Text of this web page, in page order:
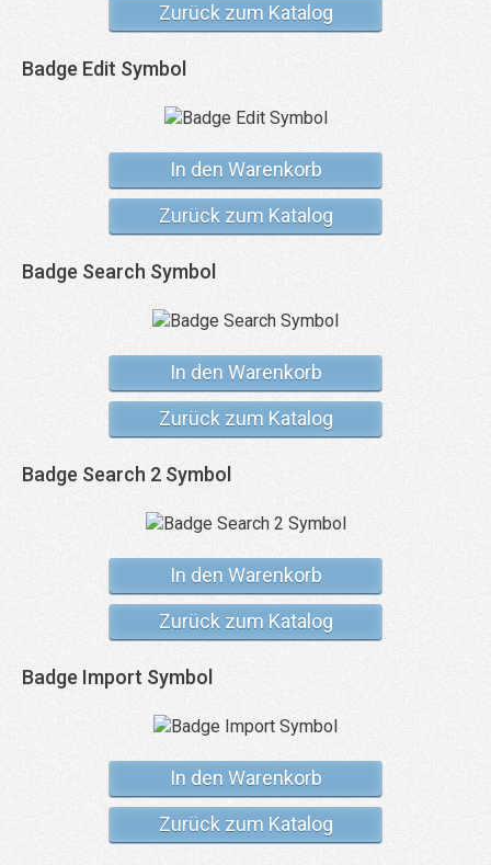
Zurück zum Katalog
Badge Edit Symbol
In den Warenkorb
Zurück zum Katalog
Badge Search Symbol
In den Warenkorb
Zurück zum Katalog
Badge Search 2 Symbol
In den Warenkorb
Zurück zum Katalog
Badge Import Symbol
In den Warenkorb
Zurück zum Katalog